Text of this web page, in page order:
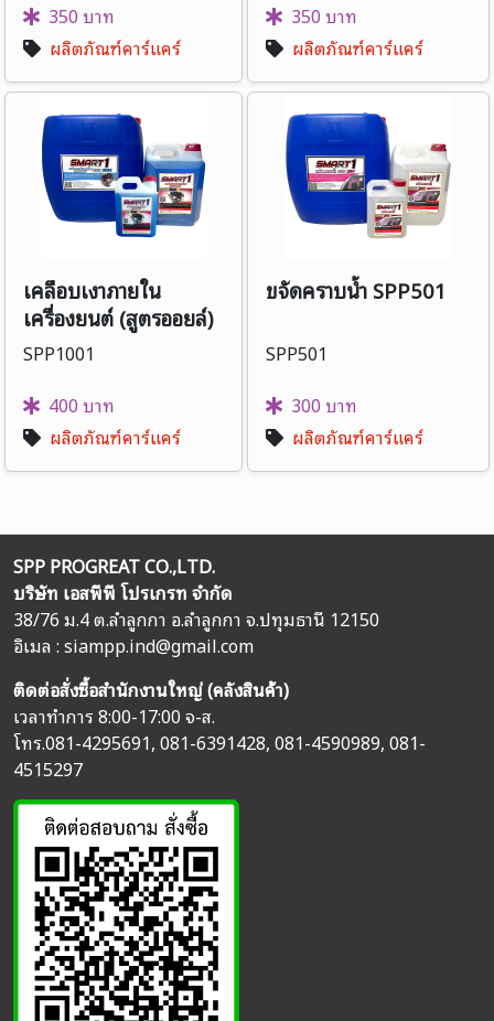
350 บาท
ผลิตภัณฑ์คาร์แคร์
350 บาท
ผลิตภัณฑ์คาร์แคร์
เคลือบเงาภายใน
เครื่องยนต์ (สูตรออยล์)
SPP1001
SPP1001
400 บาท
ผลิตภัณฑ์คาร์แคร์
ขจัดคราบน้ำ SPP501
SPP501
300 บาท
ผลิตภัณฑ์คาร์แคร์
SPP PROGREAT CO.,LTD.
บริษัท เอสพีพี โปรเกรท จำกัด
38/76 ม.4 ต.ลำลูกกา อ.ลำลูกกา จ.ปทุมธานี 12150
อิเมล :siampp.ind@gmail.com
ติดต่อสั่งซื้อสำนักงานใหญ่ (คลังสินค้า)
เวลาทำการ 8:00-17:00 จ-ส.
โทร.081-4295691,081-6391428,081-4590989,081-
4515297